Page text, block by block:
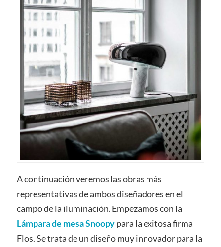
A continuación veremos las obras más
representativas de ambos diseñadores en el
campo de la iluminación. Empezamos con la
Lámpara de mesa Snoopy para la exitosa firma
Flos. Se trata de un diseño muy innovador para la